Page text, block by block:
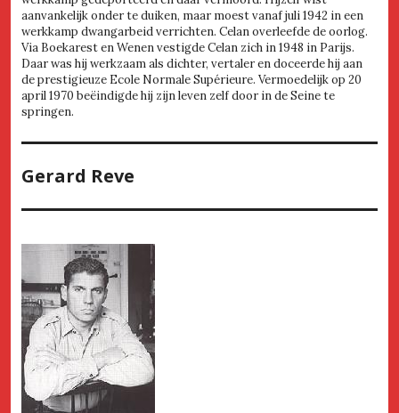
aanvankelijk onder te duiken, maar moest vanaf juli 1942 in een
werkkamp dwangarbeid verrichten. Celan overleefde de oorlog.
Via Boekarest en Wenen vestigde Celan zich in 1948 in Parijs.
Daar was hij werkzaam als dichter, vertaler en doceerde hij aan
de prestigieuze Ecole Normale Supérieure. Vermoedelijk op 20
april 1970 beëindigde hij zijn leven zelf door in de Seine te
springen.
Gerard Reve